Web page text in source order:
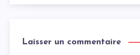
Laisser un commentaire